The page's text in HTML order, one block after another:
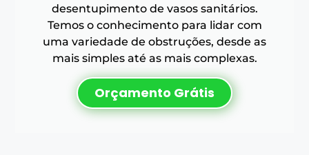
desentupimento de vasos sanitários.
Temos o conhecimento para lidar com
uma variedade de obstruções, desde as
mais simples até as mais complexas.
Orçamento Grátis